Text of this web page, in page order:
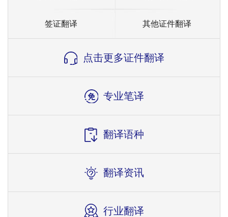
签证翻译 其他证件翻译
点击更多证件翻译
专业笔译
翻译语种
翻译资讯
行业翻译